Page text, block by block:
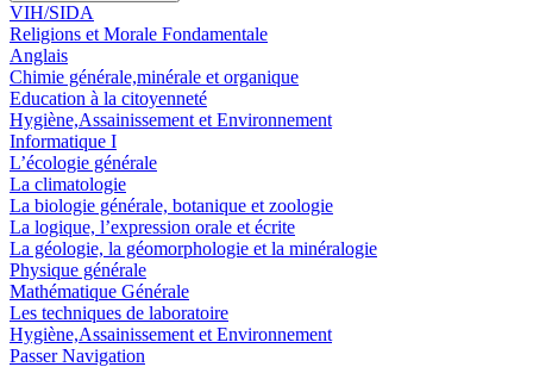
VIH/SIDA
Religions et Morale Fondamentale
Anglais
Chimie générale,minérale et organique
Education à la citoyenneté
Hygiène,Assainissement et Environnement
Informatique I
L’écologie générale
La climatologie
La biologie générale, botanique et zoologie
La logique, l’expression orale et écrite
La géologie, la géomorphologie et la minéralogie
Physique générale
Mathématique Générale
Les techniques de laboratoire
Hygiène,Assainissement et Environnement
Passer Navigation